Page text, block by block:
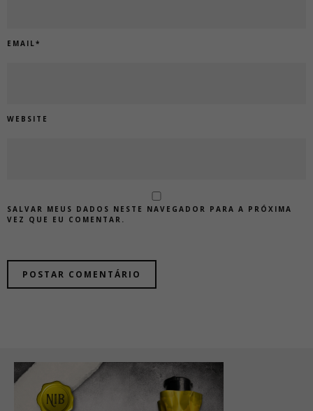
EMAIL*
WEBSITE
SALVAR MEUS DADOS NESTE NAVEGADOR PARA A PRÓXIMA
VEZ QUE EU COMENTAR.